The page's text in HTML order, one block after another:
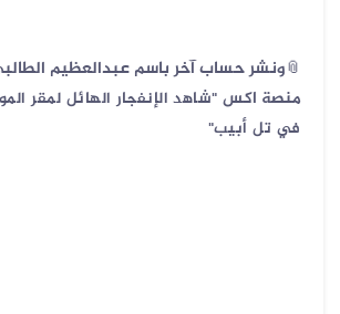
📎ونشر حساب آخر باسم عبدالعظيم
منصة اكس "‏شاهد الإنفجار الهائل لمقر
في ‎تل أبيب"